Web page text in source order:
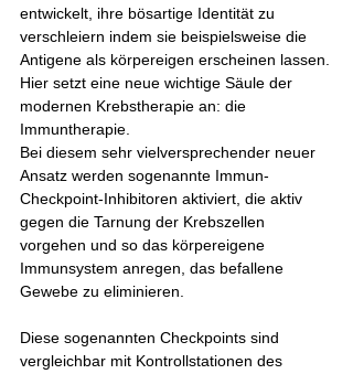
entwickelt, ihre bösartige Identität zu
verschleiern indem sie beispielsweise die
Antigene als körpereigen erscheinen lassen.
Hier setzt eine neue wichtige Säule der
modernen Krebstherapie an: die
Immuntherapie.
Bei diesem sehr vielversprechender neuer
Ansatz werden sogenannte Immun-
Checkpoint-Inhibitoren aktiviert, die aktiv
gegen die Tarnung der Krebszellen
vorgehen und so das körpereigene
Immunsystem anregen, das befallene
Gewebe zu eliminieren.
Diese sogenannten Checkpoints sind
vergleichbar mit Kontrollstationen des